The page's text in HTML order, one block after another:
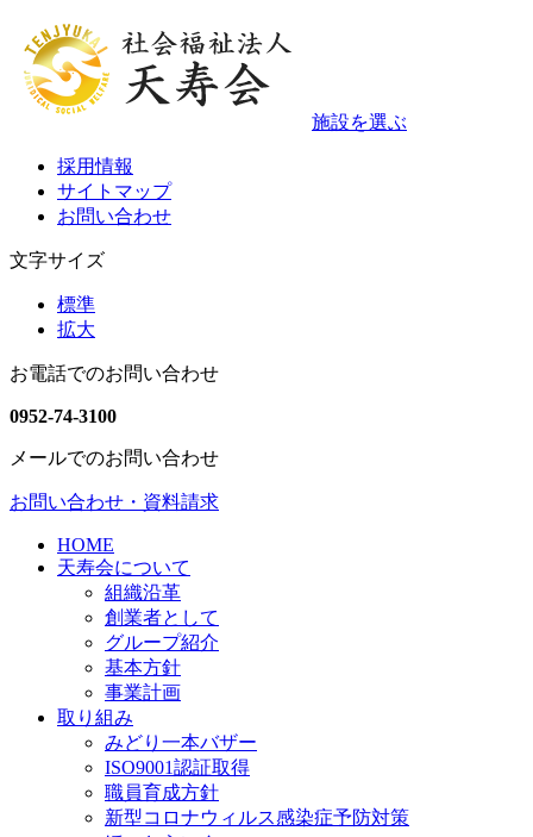
施設を選ぶ
採用情報
サイトマップ
お問い合わせ
文字サイズ
標準
拡大
お電話でのお問い合わせ
0952-74-3100
メールでのお問い合わせ
お問い合わせ・資料請求
HOME
天寿会について
組織沿革
創業者として
グループ紹介
基本方針
事業計画
取り組み
みどり一本バザー
ISO9001認証取得
職員育成方針
新型コロナウィルス感染症予防対策